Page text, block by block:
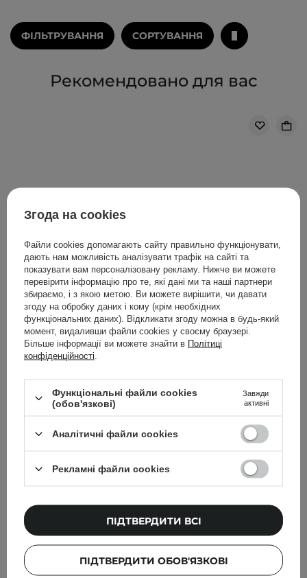
ФІЛЬТРУВАННЯ СОРТУВАННЯ
Рекомендовано для вас
Torriden - Dive-In For Men All In One - Зволожувальна
емульсія для чоловіків - 200g
750,00 ГРН
Популярні бренди
COSRX
Bioderma
Holika Holika
Cos De BAHA
Olaplex
Згода на cookies
Файли cookies допомагають сайту правильно функціонувати,
дають нам можливість аналізувати трафік на сайті та
показувати вам персоналізовану рекламу. Нижче ви можете
перевірити інформацію про те, які дані ми та наші партнери
збираємо, і з якою метою. Ви можете вирішити, чи давати
згоду на обробку даних і кому (крім необхідних
функціональних даних). Відкликати згоду можна в будь-який
момент, видаливши файли cookies у своєму браузері.
Більше інформації ви можете знайти в Політиці
конфіденційності
Функціональні файли cookies
(обов'язкові)
Завжди
активні
Аналітичні файли cookies
Рекламні файли cookies
ПІДТВЕРДИТИ ОБОВ'ЯЗКОВІ
ПІДТВЕРДИТИ ВСІ